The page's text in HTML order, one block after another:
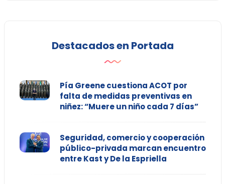
Destacados en Portada
Pía Greene cuestiona ACOT por
falta de medidas preventivas en
niñez: “Muere un niño cada 7 días”
Seguridad, comercio y cooperación
público-privada marcan encuentro
entre Kast y De la Espriella